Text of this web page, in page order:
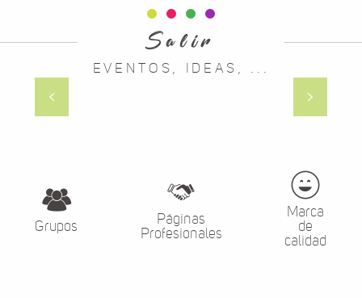
Salir
EVENTOS, IDEAS, ...
Grupos
Páginas
Profesionales
Marca
de
calidad